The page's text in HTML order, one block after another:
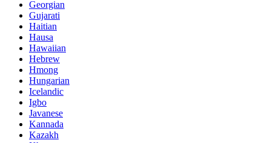
Georgian
Gujarati
Haitian
Hausa
Hawaiian
Hebrew
Hmong
Hungarian
Icelandic
Igbo
Javanese
Kannada
Kazakh